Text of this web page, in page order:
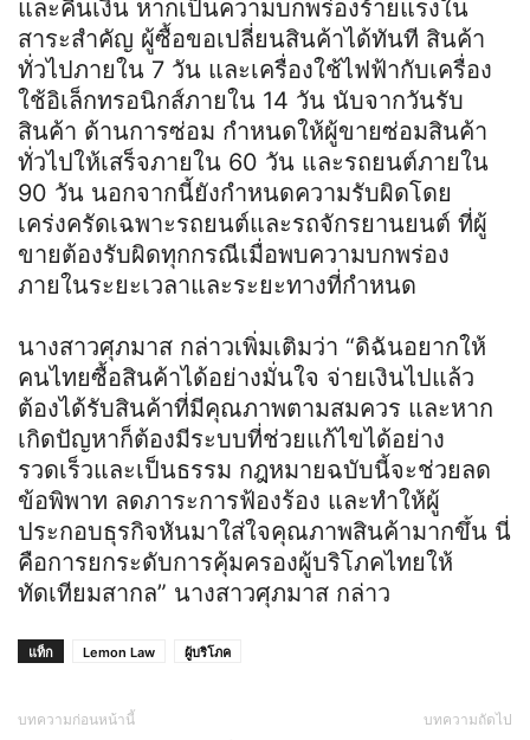
และคืนเงิน หากเป็นความบกพร่องร้ายแรงใน
สาระสำคัญ ผู้ซื้อขอเปลี่ยนสินค้าได้ทันที สินค้า
ทั่วไปภายใน 7 วัน และเครื่องใช้ไฟฟ้ากับเครื่อง
ใช้อิเล็กทรอนิกส์ภายใน 14 วัน นับจากวันรับ
สินค้า ด้านการซ่อม กำหนดให้ผู้ขายซ่อมสินค้า
ทั่วไปให้เสร็จภายใน 60 วัน และรถยนต์ภายใน
90 วัน นอกจากนี้ยังกำหนดความรับผิดโดย
เคร่งครัดเฉพาะรถยนต์และรถจักรยานยนต์ ที่ผู้
ขายต้องรับผิดทุกกรณีเมื่อพบความบกพร่อง
ภายในระยะเวลาและระยะทางที่กำหนด
นางสาวศุภมาส กล่าวเพิ่มเติมว่า “ดิฉันอยากให้
คนไทยซื้อสินค้าได้อย่างมั่นใจ จ่ายเงินไปแล้ว
ต้องได้รับสินค้าที่มีคุณภาพตามสมควร และหาก
เกิดปัญหาก็ต้องมีระบบที่ช่วยแก้ไขได้อย่าง
รวดเร็วและเป็นธรรม กฎหมายฉบับนี้จะช่วยลด
ข้อพิพาท ลดภาระการฟ้องร้อง และทำให้ผู้
ประกอบธุรกิจหันมาใส่ใจคุณภาพสินค้ามากขึ้น นี่
คือการยกระดับการคุ้มครองผู้บริโภคไทยให้
ทัดเทียมสากล” นางสาวศุภมาส กล่าว
แท็ก Lemon Law ผู้บริโภค
บทความก่อนหน้านี้ บทความถัดไป